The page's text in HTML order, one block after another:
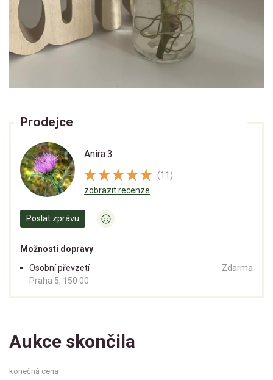
Prodejce
Anira.3
(11)
zobrazit recenze
Poslat zprávu
Možnosti dopravy
Osobní převzetí
Praha 5, 150 00
Zdarma
Aukce skončila
konečná cena